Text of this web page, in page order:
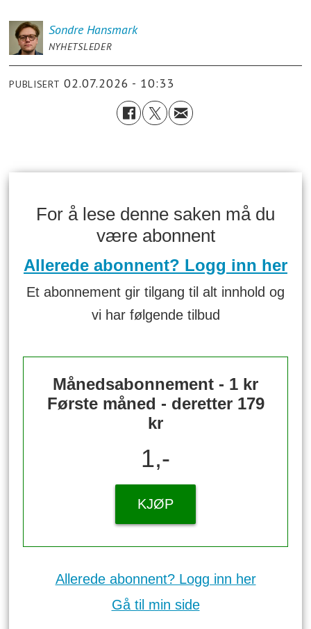
Sondre Hansmark
NYHETSLEDER
PUBLISERT 02.07.2026 - 10:33
For å lese denne saken må du
være abonnent
Allerede abonnent? Logg inn her
Et abonnement gir tilgang til alt innhold og
vi har følgende tilbud
Månedsabonnement - 1 kr
Første måned - deretter 179
kr
1,-
KJØP
Allerede abonnent? Logg inn her
Gå til min side